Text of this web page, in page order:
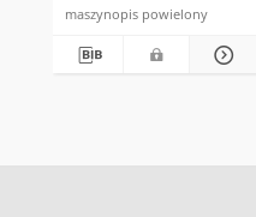
maszynopis powielony